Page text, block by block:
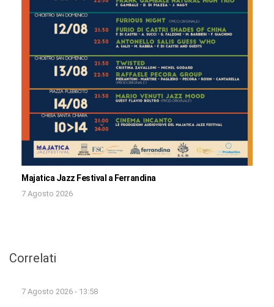
Majatica Jazz Festival a Ferrandina
7 Agosto 2026
Correlati
7 Agosto 2026 - 13:58